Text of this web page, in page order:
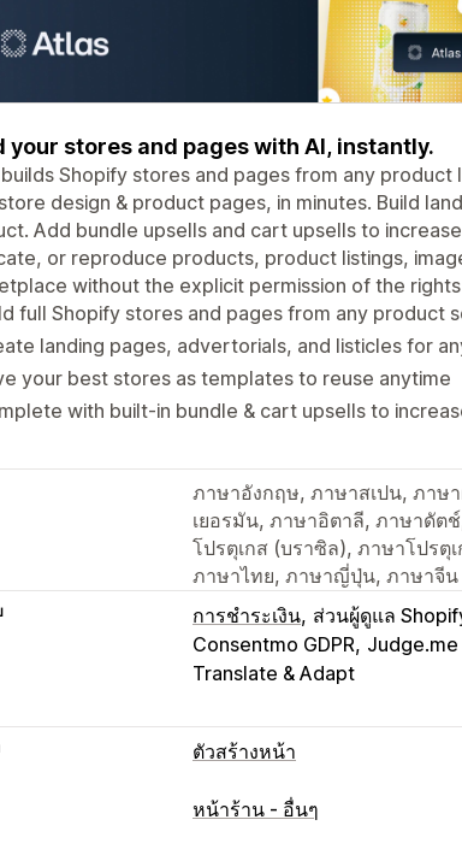
your stores and pages with AI, instantly.
Shopify stores and pages from any
design & product pages, in minutes. Build
Add bundle upsells and cart upsells to
or reproduce products, product listings,
without the explicit permission of the
full Shopify stores and pages from any product
landing pages, advertorials, and listicles for
your best stores as templates to reuse anytime
with built-in bundle & cart upsells to
ภาษาอังกฤษ, ภาษาสเปน, ภาษ
เยอรมัน, ภาษาอิตาลี, ภาษาดัต
โปรตุเกส (บราซิล), ภาษาโปร
ภาษาไทย, ภาษาญี่ปุ่น, ภาษาจีน
การชำระเงิน ส่วนผู้ดูแล
Consentmo GDPR
Translate & Adapt
ตัวสร้างหน้า
ประเภทหน้า
หน้าร้าน - อื่นๆ